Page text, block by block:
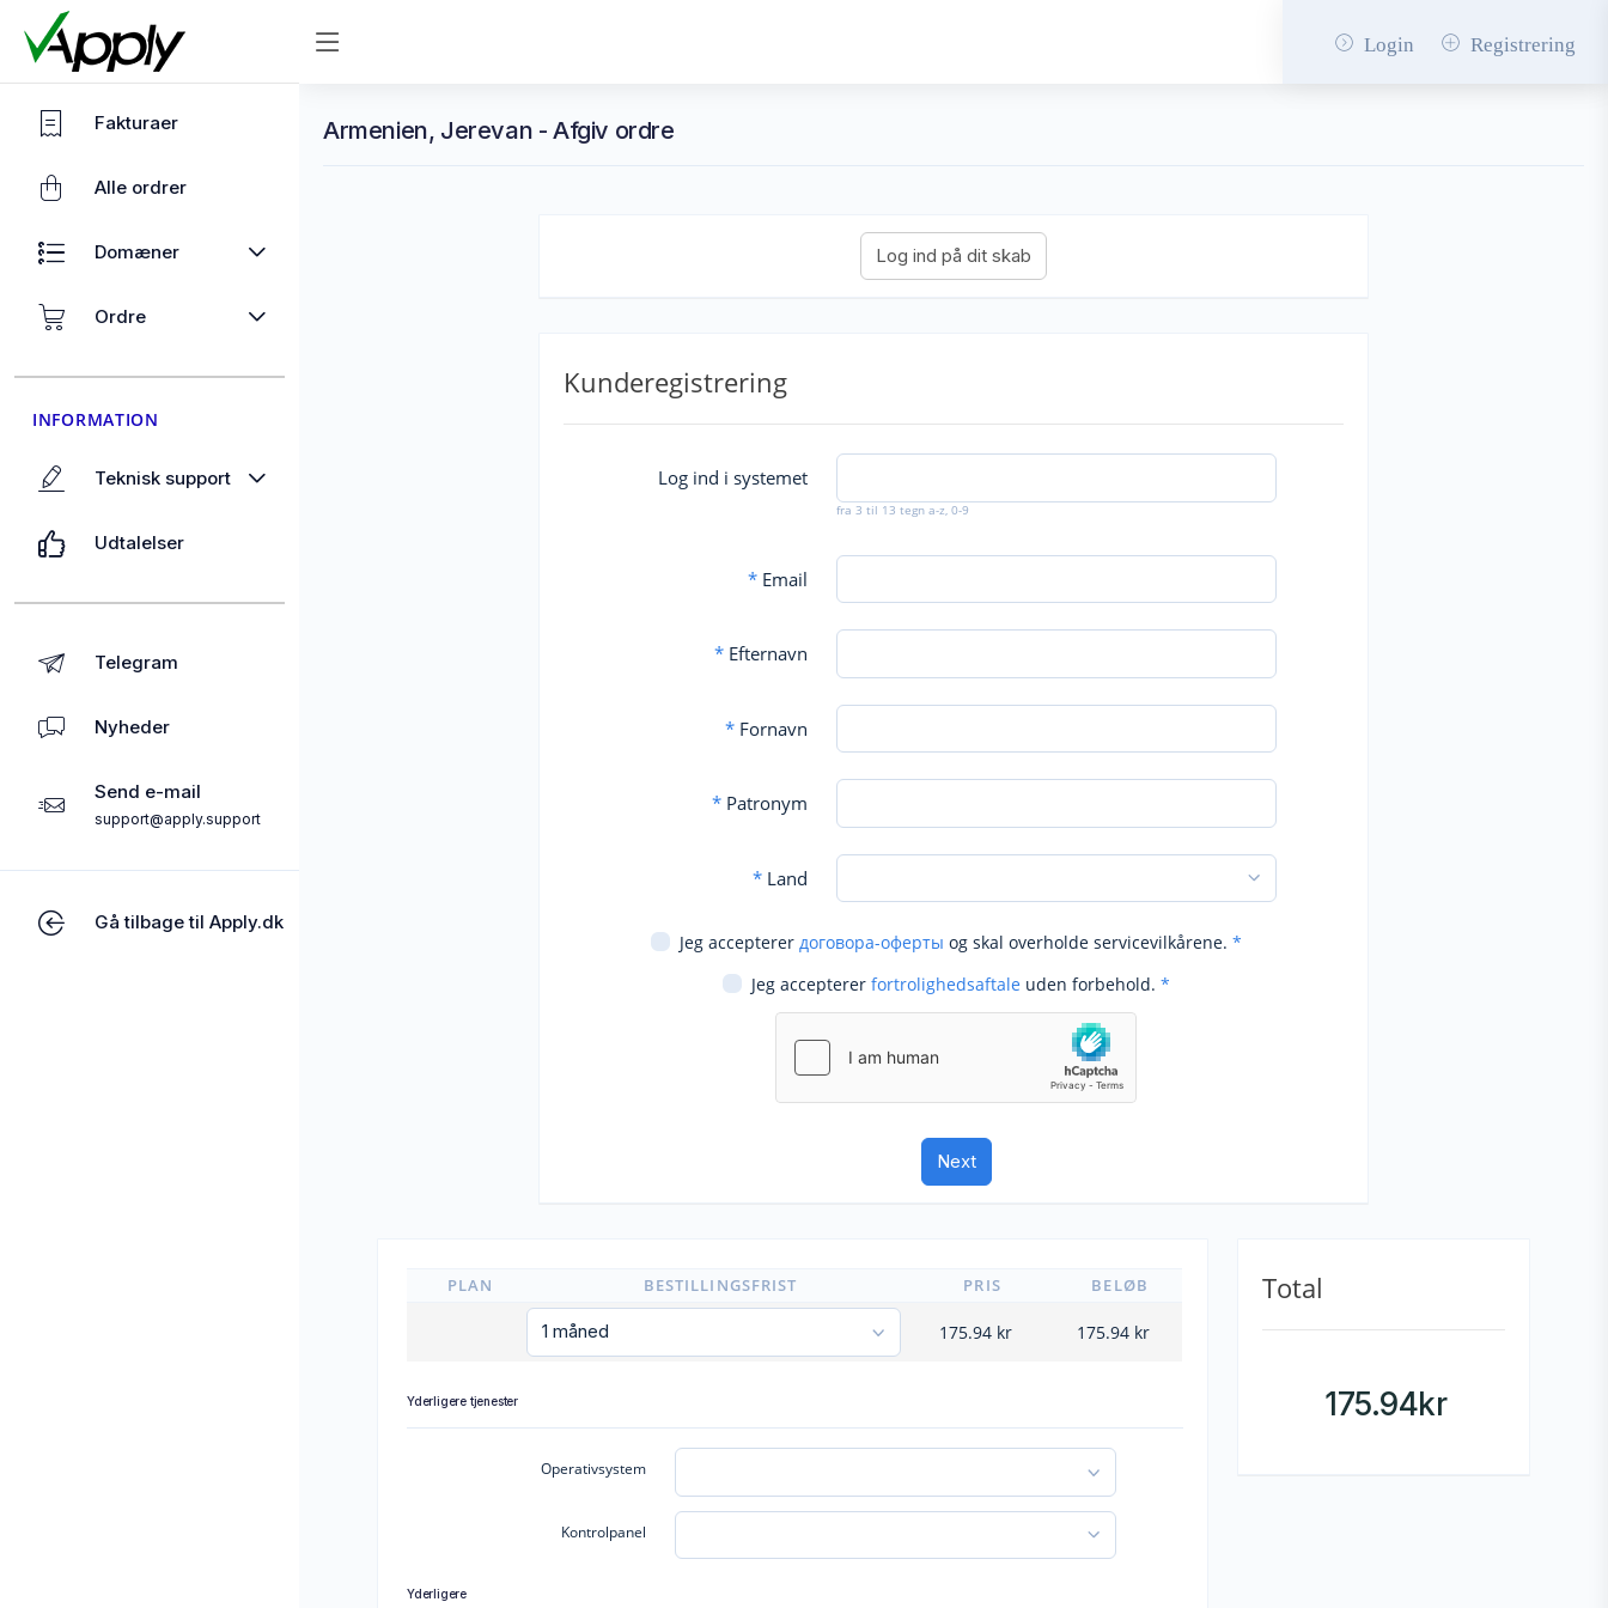
Login Registrering
Fakturaer
Alle ordrer
Domæner
Ordre
INFORMATION
Teknisk support
Udtalelser
Telegram
Nyheder
Send e-mail
support@apply.support
Gå tilbage til Apply.dk
Armenien, Jerevan - Afgiv ordre
Kunderegistrering
Log ind i systemet
fra 3 til 13 tegn a-z, 0-9
*Email
*Efternavn
*Fornavn
*Patronym
*Land
Jeg accepterer договора-оферты og skal overholde servicevilkårene. *
Jeg accepterer fortrolighedsaftale uden forbehold. *
PLAN BESTILLINGSFRIST PRIS BELØB
175.94kr 175.94kr
Yderligere tjenester
Operativsystem
Kontrolpanel
Yderligere
Total
175.94kr